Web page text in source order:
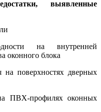
выявленные
на внутренней
оконного блока
на поверхностях дверных
ПВХ-профилях оконных